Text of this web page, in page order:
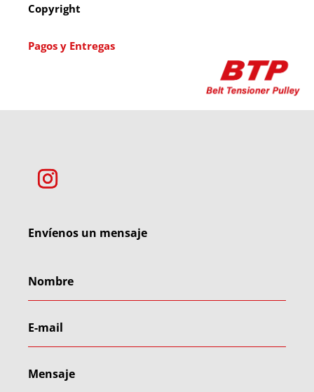
Copyright
Pagos y Entregas
Envíenos un mensaje